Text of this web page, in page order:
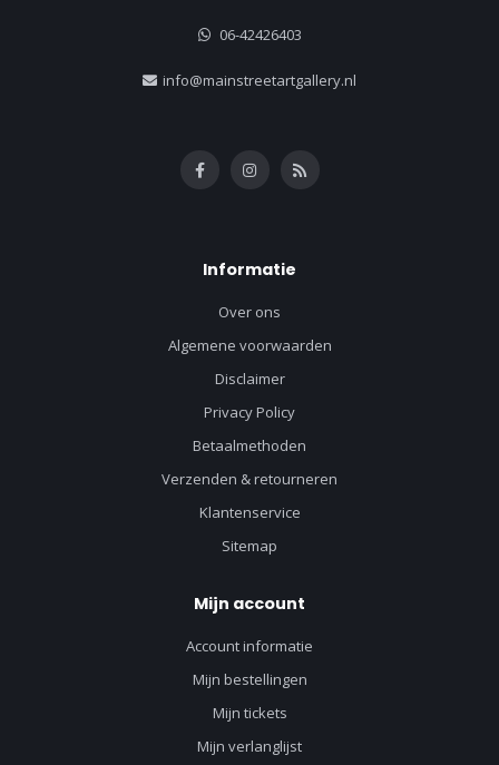
06-42426403
info@mainstreetartgallery.nl
Informatie
Over ons
Algemene voorwaarden
Disclaimer
Privacy Policy
Betaalmethoden
Verzenden & retourneren
Klantenservice
Sitemap
Mijn account
Account informatie
Mijn bestellingen
Mijn tickets
Mijn verlanglijst